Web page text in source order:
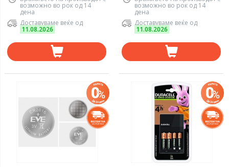
возможно во рок од 14
дена
Доставуваме веќе од
11.08.2026
возможно во рок од 14
дена
Доставуваме веќе од
11.08.2026